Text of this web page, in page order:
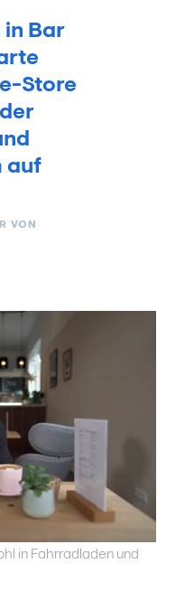
Bar
Store
auf
VON
in Fahrradladen und